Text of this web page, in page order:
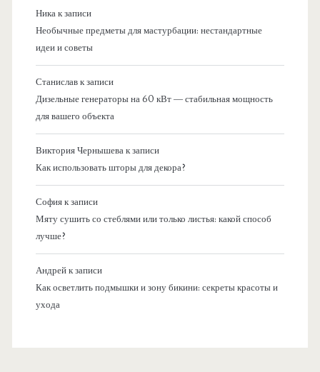
Никак записи
Необычные предметы для мастурбации: нестандартные
идеи и советы
Станиславк записи
Дизельные генераторы на 60 кВт — стабильная мощность
для вашего объекта
Виктория Чернышевак записи
Как использовать шторы для декора?
Софияк записи
Мяту сушить со стеблями или только листья: какой способ
лучше?
Андрейк записи
Как осветлить подмышки и зону бикини: секреты красоты и
ухода